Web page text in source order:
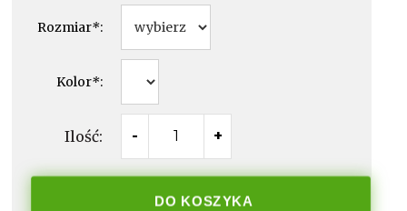
Rozmiar*:
Kolor*:
Ilość: - +
DO KOSZYKA